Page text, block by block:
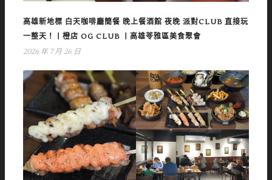
高雄新地標 白天咖啡廳簡餐 晚上餐酒館 夜晚 派對CLUB 直接玩
一整天！丨橙店 OG CLUB 丨高雄苓雅區美食聚會
2026 年 7 月 26 日